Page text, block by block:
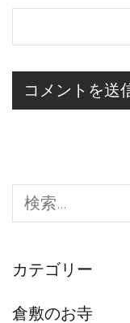
検
索:
カテゴリー
倉敷のお寺